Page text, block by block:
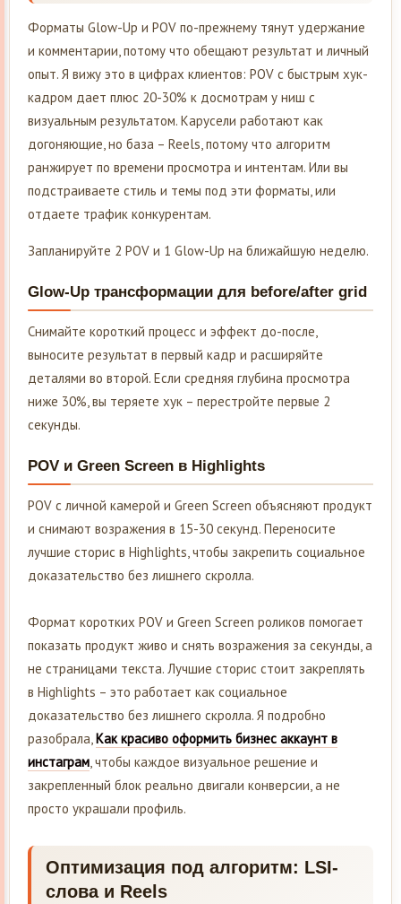
Форматы Glow-Up и POV по-прежнему тянут удержание
и комментарии, потому что обещают результат и личный
опыт. Я вижу это в цифрах клиентов: POV с быстрым хук-
кадром дает плюс 20-30% к досмотрам у ниш с
визуальным результатом. Карусели работают как
догоняющие, но база – Reels, потому что алгоритм
ранжирует по времени просмотра и интентам. Или вы
подстраиваете стиль и темы под эти форматы, или
отдаете трафик конкурентам.
Запланируйте 2 POV и 1 Glow-Up на ближайшую неделю.
Glow-Up трансформации для before/after grid
Снимайте короткий процесс и эффект до-после,
выносите результат в первый кадр и расширяйте
деталями во второй. Если средняя глубина просмотра
ниже 30%, вы теряете хук – перестройте первые 2
секунды.
POV и Green Screen в Highlights
POV с личной камерой и Green Screen объясняют продукт
и снимают возражения в 15-30 секунд. Переносите
лучшие сторис в Highlights, чтобы закрепить социальное
доказательство без лишнего скролла.
Формат коротких POV и Green Screen роликов помогает
показать продукт живо и снять возражения за секунды, а
не страницами текста. Лучшие сторис стоит закреплять
в Highlights – это работает как социальное
доказательство без лишнего скролла. Я подробно
разобрала,Как красиво оформить бизнес аккаунт в
инстаграм, чтобы каждое визуальное решение и
закрепленный блок реально двигали конверсии, а не
просто украшали профиль.
Оптимизация под алгоритм: LSI-
слова и Reels